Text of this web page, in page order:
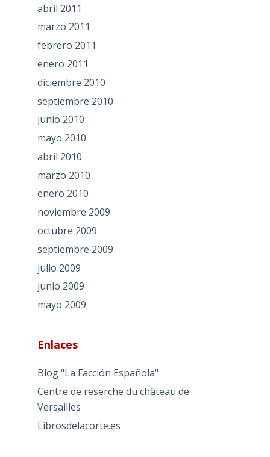
abril 2011
marzo 2011
febrero 2011
enero 2011
diciembre 2010
septiembre 2010
junio 2010
mayo 2010
abril 2010
marzo 2010
enero 2010
noviembre 2009
octubre 2009
septiembre 2009
julio 2009
junio 2009
mayo 2009
Enlaces
Blog "La Facción Española"
Centre de reserche du château de
Versailles
Librosdelacorte.es